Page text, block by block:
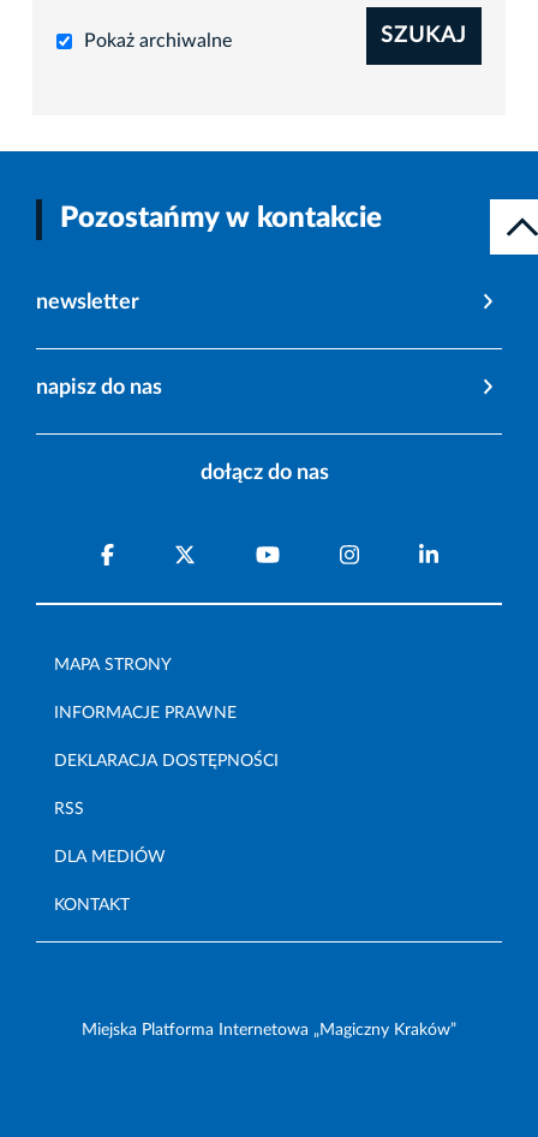
Pokaż archiwalne SZUKAJ
Pozostańmy w kontakcie
newsletter
napisz do nas
dołącz do nas
MAPA STRONY
INFORMACJE PRAWNE
DEKLARACJA DOSTĘPNOŚCI
RSS
DLA MEDIÓW
KONTAKT
Miejska Platforma Internetowa „Magiczny Kraków”